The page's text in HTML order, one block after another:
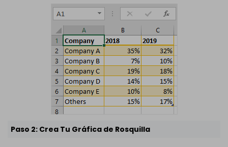
Paso 2: Crea Tu Gráfica de Rosquilla